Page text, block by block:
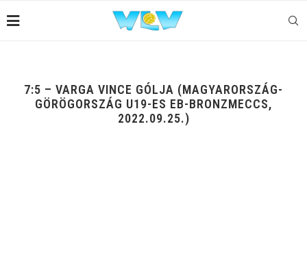
7:5 – VARGA VINCE GÓLJA (MAGYARORSZÁG-
GÖRÖGORSZÁG U19-ES EB-BRONZMECCS,
2022.09.25.)